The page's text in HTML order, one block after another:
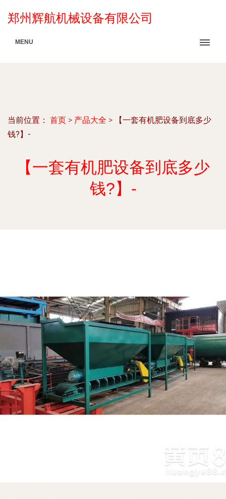
郑州辉航机械设备有限公司
MENU
当前位置： 首页 > 产品大全 >
【一套有机肥设备到底多少
钱?】-
【一套有机肥设备到底多少
钱?】-